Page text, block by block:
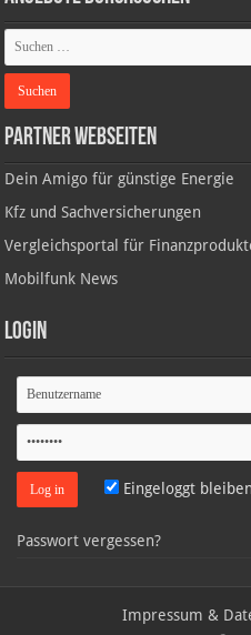
Partner Webseiten
Dein Amigo für günstige Energie
Kfz und Sachversicherungen
Vergleichsportal für
Mobilfunk News
Login
Eingeloggt bleiben
Passwort vergessen?
Impressum &